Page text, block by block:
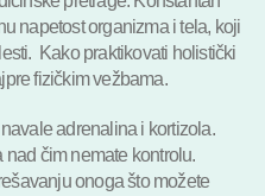
napetost organizma i tela, koji
Kako praktikovati holistički
fizičkim vežbama.
adrenalina i kortizola.
nad čim nemate kontrolu.
onoga što možete